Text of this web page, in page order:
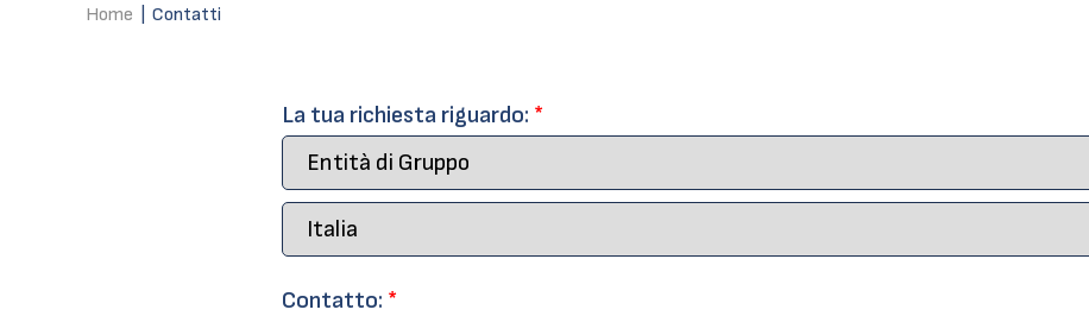
Home Contatti
La tua richiesta riguardo: *
Contatto: *